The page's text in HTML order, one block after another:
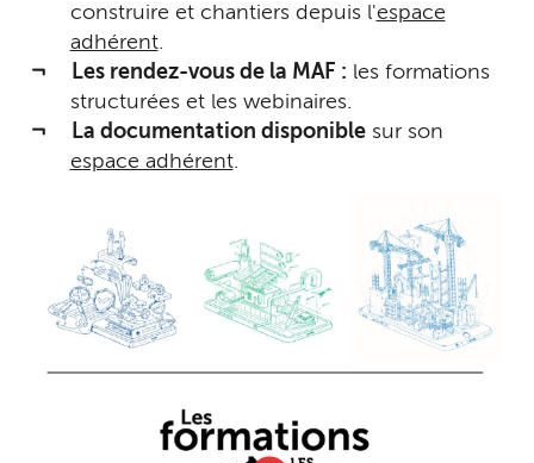
construire et chantiers depuis l'espace
adhérent.
Les rendez-vous de la MAF : les formations
structurées et les webinaires.
La documentation disponiblesur son
espace adhérent.